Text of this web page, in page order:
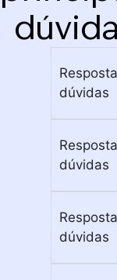
dúvidas
dúvidas
dúvidas